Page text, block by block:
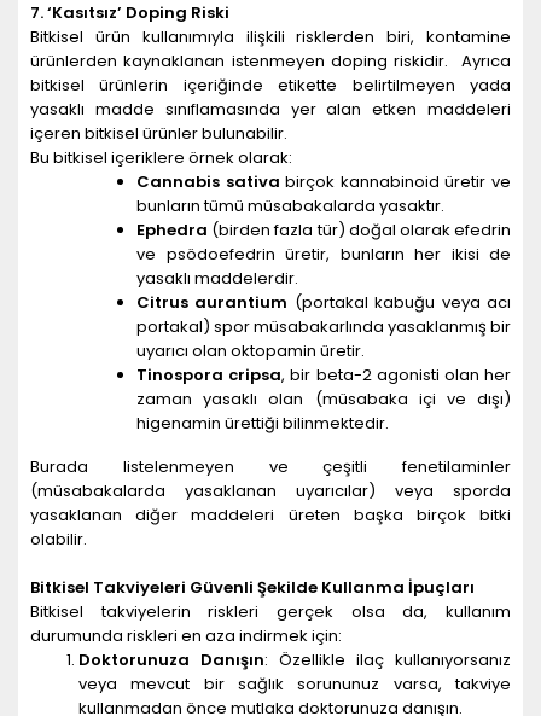
7. ‘Kasıtsız’ Doping Riski
Bitkisel ürün kullanımıyla ilişkili risklerden biri, kontamine
ürünlerden kaynaklanan istenmeyen doping riskidir. Ayrıca
bitkisel ürünlerin içeriğinde etikette belirtilmeyen yada
yasaklı madde sınıflamasında yer alan etken maddeleri
içeren bitkisel ürünler bulunabilir.
Bu bitkisel içeriklere örnek olarak:
Cannabis sativa birçok kannabinoid üretir ve
bunların tümü müsabakalarda yasaktır.
Ephedra (birden fazla tür) doğal olarak efedrin
ve psödoefedrin üretir, bunların her ikisi de
yasaklı maddelerdir.
Citrus aurantium (portakal kabuğu veya acı
portakal) spor müsabakarlında yasaklanmış bir
uyarıcı olan oktopamin üretir.
Tinospora cripsa, bir beta-2 agonisti olan her
zaman yasaklı olan (müsabaka içi ve dışı)
higenamin ürettiği bilinmektedir.
Burada listelenmeyen ve çeşitli fenetilaminler
(müsabakalarda yasaklanan uyarıcılar) veya sporda
yasaklanan diğer maddeleri üreten başka birçok bitki
olabilir.
Bitkisel Takviyeleri Güvenli Şekilde Kullanma İpuçları
Bitkisel takviyelerin riskleri gerçek olsa da, kullanım
durumunda riskleri en aza indirmek için:
Doktorunuza Danışın: Özellikle ilaç kullanıyorsanız
veya mevcut bir sağlık sorununuz varsa, takviye
kullanmadan önce mutlaka doktorunuza danışın.